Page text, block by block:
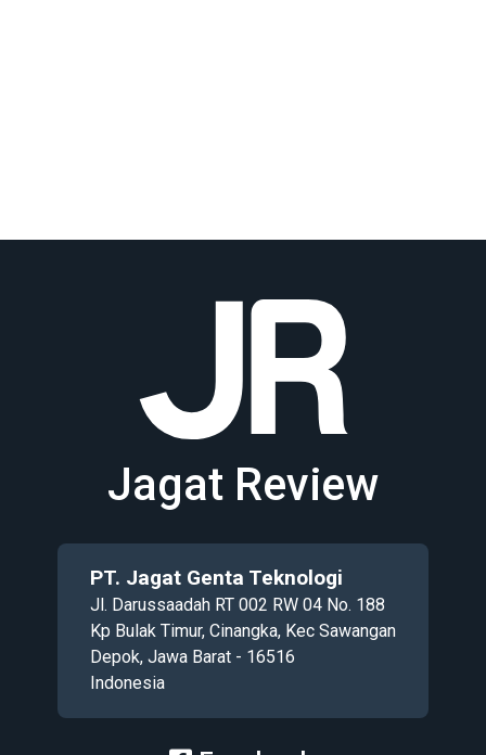
Jagat Review
PT. Jagat Genta Teknologi
Jl. Darussaadah RT 002 RW 04 No. 188
Kp Bulak Timur, Cinangka, Kec Sawangan
Depok, Jawa Barat - 16516
Indonesia